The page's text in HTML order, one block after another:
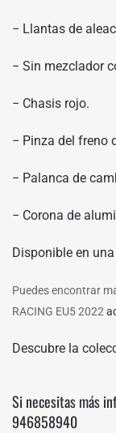
− Llantas de
− Sin mezclador
− Chasis rojo.
− Pinza del freno
− Palanca de
− Corona de
Disponible en
Puedes encontrar
RACING EU5 2022
Descubre la
Si necesitas más
946858940